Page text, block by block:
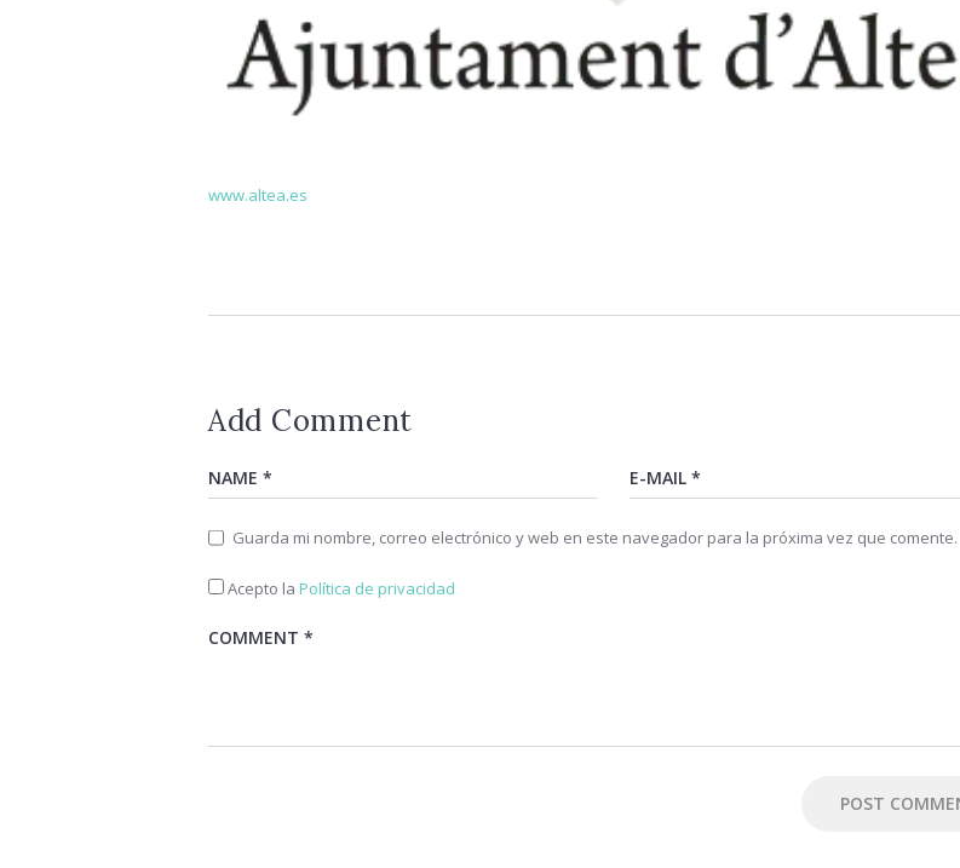
www.altea.es
Add Comment
Guarda mi nombre, correo electrónico y web en este navegador para la próxima vez que comente.
Acepto la Política de privacidad